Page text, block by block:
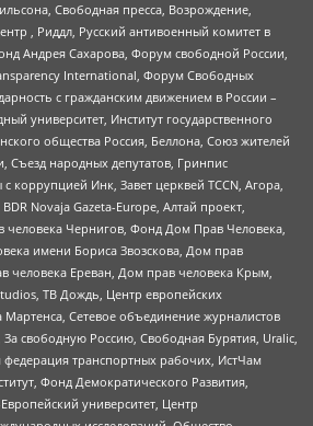
Свободная пресса, Возрождение,
, Риддл, Русский антивоенный комитет в
Андрея Сахарова, Форум свободной России,
International, Форум Свободных
с гражданским движением в России –
университет, Институт государственного
общества Россия, Беллона, Союз жителей
Съезд народных депутатов, Гринпис
Инк, Завет церквей TCCN, Агора,
Novaja Gazeta-Europe, Алтай проект,
человека Чернигов, Фонд Дом Прав Человека,
имени Бориса Звозскова, Дом прав
человека Ереван, Дом прав человека Крым,
ТВ Дождь, Центр европейских
Сетевое объединение журналистов
За свободную Россию, Свободная Бурятия, Uralic,
транспортных рабочих, ИстЧам
Фонд Демократического Развития,
университет, Центр